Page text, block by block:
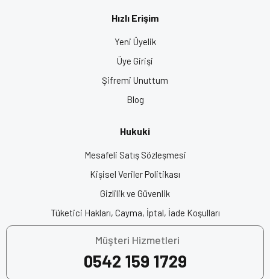
Hızlı Erişim
Yeni Üyelik
Üye Girişi
Şifremi Unuttum
Blog
Hukuki
Mesafeli Satış Sözleşmesi
Kişisel Veriler Politikası
Gizlilik ve Güvenlik
Tüketici Hakları, Cayma, İptal, İade Koşulları
Müşteri Hizmetleri
0542 159 1729